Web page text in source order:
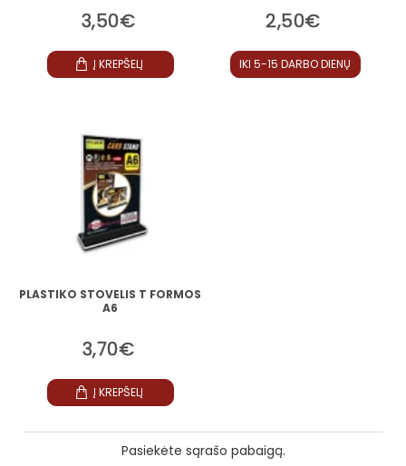
3,50€
Į KREPŠELĮ
2,50€
IKI 5-15 DARBO DIENŲ
PLASTIKO STOVELIS T FORMOS
A6
3,70€
Į KREPŠELĮ
Pasiekėte sąrašo pabaigą.